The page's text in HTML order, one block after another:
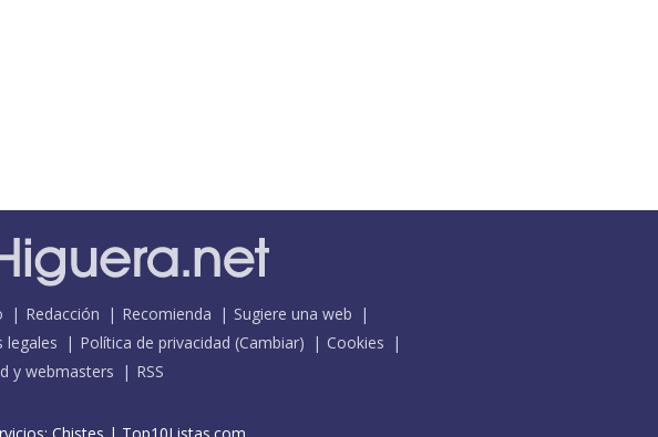
Redacción Recomienda
Sugiere una web
legales
Política de privacidad (Cambiar)
Cookies
y webmasters
RSS
Chistes | Top10Listas.com